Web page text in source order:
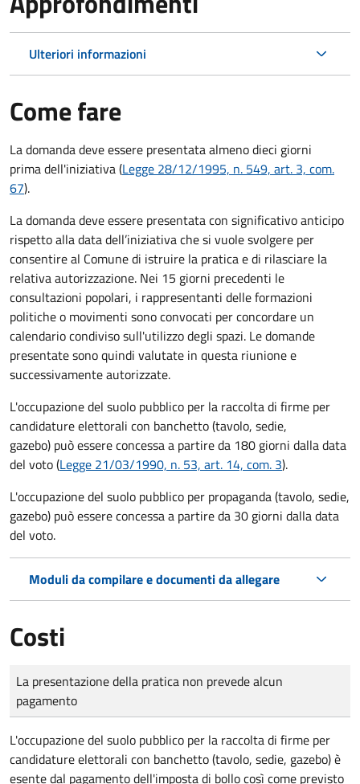
Ulteriori informazioni
Come fare
La domanda deve essere presentataalmeno dieci giorni
primadell'iniziativa (Legge 28/12/1995, n. 549, art. 3, com.
67).
La domanda deve essere presentata con significativo anticipo
rispetto alla data dell’iniziativa che si vuole svolgere per
consentire al Comune di istruire la pratica e di rilasciare la
relativa autorizzazione. Nei 15 giorni precedenti le
consultazioni popolari, i rappresentanti delle formazioni
politiche o movimenti sono convocati per concordare un
calendario condiviso sull'utilizzo degli spazi. Le domande
presentate sono quindi valutate in questa riunione e
successivamente autorizzate.
L'occupazione del suolo pubblico per la raccolta di firme per
candidature elettorali con banchetto (tavolo, sedie,
gazebo) può essere concessa a partire da 180 giorni dalla data
del voto (Legge 21/03/1990, n. 53, art. 14, com. 3).
L'occupazione del suolo pubblico per propaganda (tavolo, sedie,
gazebo) può essere concessa a partire da 30 giorni dalla data
del voto.
Moduli da compilare e documenti da allegare
Costi
Tipo di pagamento
Importo
La presentazione della pratica non prevede alcun
pagamento
L'occupazione del suolo pubblico per la raccolta di firme per
candidature elettorali con banchetto (tavolo, sedie, gazebo) è
esente dal pagamento dell'imposta di bollo così come previsto